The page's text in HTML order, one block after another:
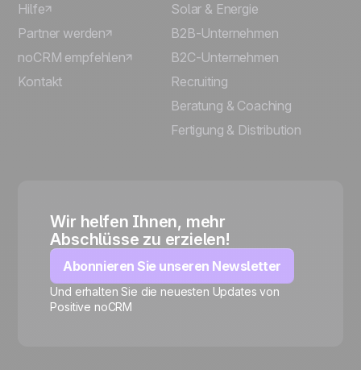
Hilfe
Partner werden
noCRM empfehlen
Kontakt
Solar & Energie
B2B-Unternehmen
B2C-Unternehmen
Recruiting
Beratung & Coaching
Fertigung & Distribution
Wir helfen Ihnen, mehr
Abschlüsse zu erzielen!
Abonnieren Sie unseren Newsletter
Und erhalten Sie die neuesten Updates von
Positive noCRM